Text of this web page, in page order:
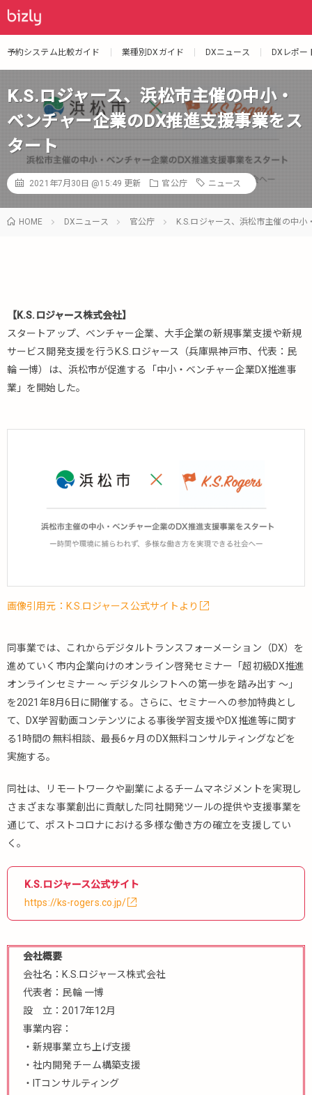
予約システム比較ガイド 業種別DXガイド DXニュース DXレポー
K.S.ロジャース、浜松市主催の中小・
ベンチャー企業のDX推進支援事業をス
タート
2021年7月30日 @15:49 更新 官公庁 ニュース
HOME DXニュース 官公庁 K.S.ロジャース、浜松市主催の中
【K.S.ロジャース株式会社】
スタートアップ、ベンチャー企業、大手企業の新規事業支援や新規
サービス開発支援を行うK.S.ロジャース（兵庫県神戸市、代表：民
輪 一博）は、浜松市が促進する「中小・ベンチャー企業DX推進事
業」を開始した。
画像引用元：K.S.ロジャース公式サイトより
同事業では、これからデジタルトランスフォーメーション（DX）を
進めていく市内企業向けのオンライン啓発セミナー「超初級DX推進
オンラインセミナー ～ デジタルシフトへの第一歩を踏み出す ～」
を2021年8月6日に開催する。さらに、セミナーへの参加特典とし
て、DX学習動画コンテンツによる事後学習支援やDX推進等に関す
る1時間の無料相談、最長6ヶ月のDX無料コンサルティングなどを
実施する。
同社は、リモートワークや副業によるチームマネジメントを実現し
さまざまな事業創出に貢献した同社開発ツールの提供や支援事業を
通じて、ポストコロナにおける多様な働き方の確立を支援してい
く。
K.S.ロジャース公式サイト
https://ks-rogers.co.jp/
会社概要
会社名：K.S.ロジャース株式会社
代表者：民輪 一博
設 立：2017年12月
事業内容：
・新規事業立ち上げ支援
・社内開発チーム構築支援
・ITコンサルティング